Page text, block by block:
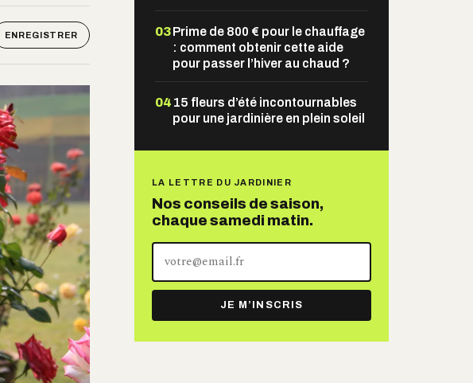
ENREGISTRER 03Prime de 800 € pour le chauffage
: comment obtenir cette aide
pour passer l’hiver au chaud ?
04 15 fleurs d’été incontournables
pour une jardinière en plein soleil
LA LETTRE DU JARDINIER
Nos conseils de saison,
chaque samedi matin.
adresse
mail
JE M’INSCRIS